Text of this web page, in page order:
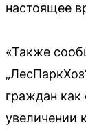
настоящее
«Также
граждан
увеличении